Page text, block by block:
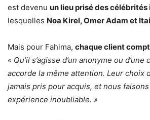
est devenu un lieu prisé des célébrités
lesquelles Noa Kirel, Omer Adam et
Mais pour Fahima, chaque client
« Qu’il s’agisse d’un anonyme ou
accorde la même attention. Leur choix
jamais pris pour acquis, et nous
expérience inoubliable. »